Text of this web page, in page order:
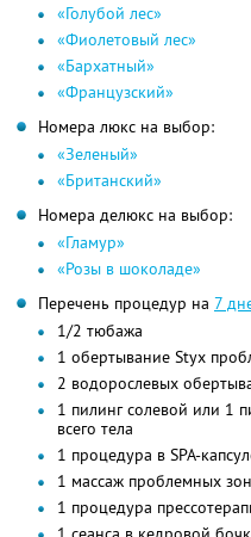
«Голубой лес»
«Фиолетовый лес»
«Бархатный»
«Французский»
Номера люкс на выбор:
«Зеленый»
«Британский»
Номера делюкс на выбор:
«Гламур»
«Розы в шоколаде»
Перечень процедур на 7
1/2 тюбажа
1 обертывание Styx
2 водорослевых
1 пилинг солевой или 1
всего тела
1 процедура в SPA-
1 массаж проблемных
1 процедура